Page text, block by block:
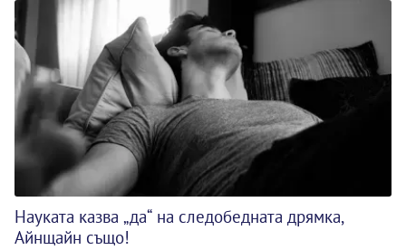
Науката казва „да“ на следобедната дрямка,
Айнщайн също!